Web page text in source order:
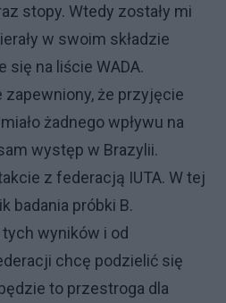
stopy. Wtedy zostały mi
w swoim składzie
na liście WADA.
zapewniony, że przyjęcie
żadnego wpływu na
występ w Brazylii.
z federacją IUTA. W tej
badania próbki B.
wyników i od
chcę podzielić się
to przestroga dla